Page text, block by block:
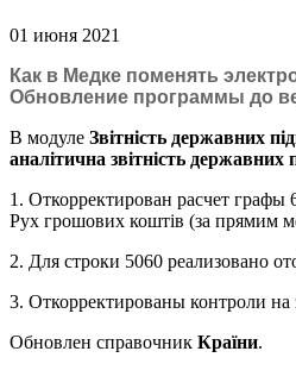
01 июня 2021
Как в Медке поменять
Обновление программы до
В модуле Звітність державних
аналітична звітність державних
1. Откорректирован расчет
Рух грошових коштів (за прямим
2. Для строки 5060 реализовано
3. Откорректированы контроли
Обновлен справочник Країни.